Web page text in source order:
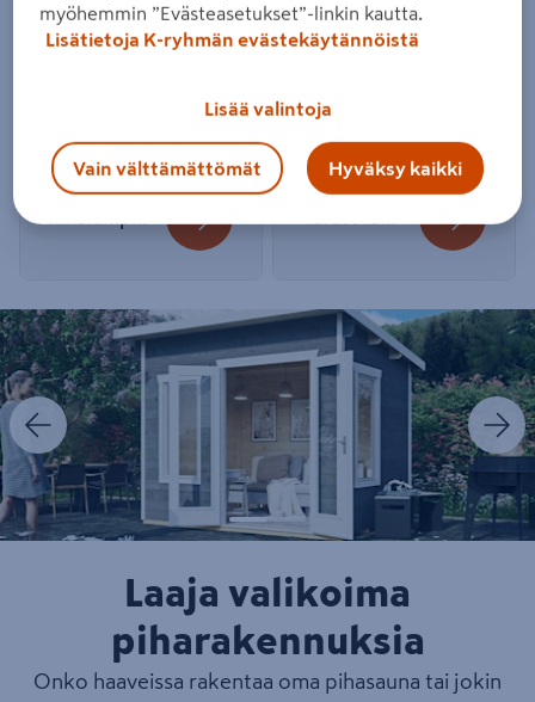
Dia
1
kautta
2
Laaja valikoima
piharakennuksia
Onko haaveissa rakentaa oma pihasauna tai jokin
myöhemmin ”Evästeasetukset”-linkin kautta.
Lisätietoja K-ryhmän evästekäytännöistä
Lisää valintoja
Vain välttämättömät Hyväksy kaikki